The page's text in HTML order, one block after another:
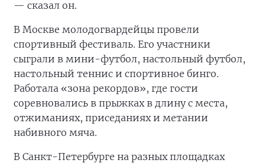
— сказал он.
В Москве молодогвардейцы провели
спортивный фестиваль. Его участники
сыграли в мини-футбол, настольный футбол,
настольный теннис и спортивное бинго.
Работала «зона рекордов», где гости
соревновались в прыжках в длину с места,
отжиманиях, приседаниях и метании
набивного мяча.
В Санкт-Петербурге на разных площадках